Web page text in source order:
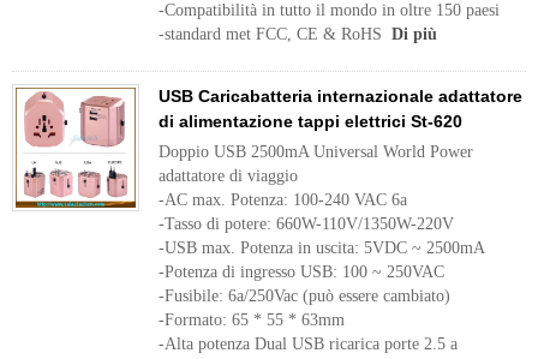
-Compatibilità in tutto il mondo in oltre 150 paesi
-standard met FCC, CE & RoHS Di più
USB Caricabatteria internazionale adattatore
di alimentazione tappi elettrici St-620
Doppio USB 2500mA Universal World Power
adattatore di viaggio
-AC max. Potenza: 100-240 VAC 6a
-Tasso di potere: 660W-110V/1350W-220V
-USB max. Potenza in uscita: 5VDC ~ 2500mA
-Potenza di ingresso USB: 100 ~ 250VAC
-Fusibile: 6a/250Vac (può essere cambiato)
-Formato: 65 * 55 * 63mm
-Alta potenza Dual USB ricarica porte 2.5 a